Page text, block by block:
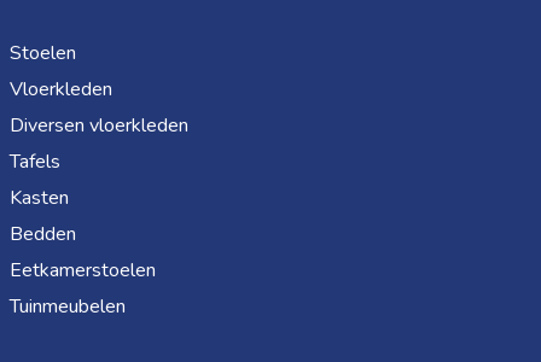
Stoelen
Vloerkleden
Diversen vloerkleden
Tafels
Kasten
Bedden
Eetkamerstoelen
Tuinmeubelen